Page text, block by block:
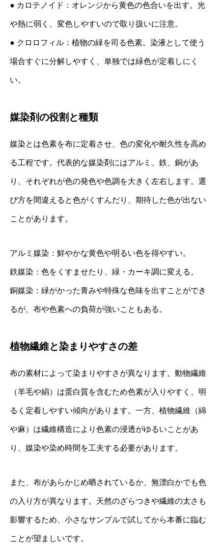
● カロテノイド：オレンジから黄色の色合いを出す。光
や熱に弱く、変色しやすいので取り扱いに注意。
● クロロフィル：植物の緑を司る色素。染液として使う
場合すぐに分解しやすく、単独では緑色が定着しにく
い。
媒染剤の役割と種類
媒染とは色素を布に定着させ、色の変化や耐久性を高め
る工程です。代表的な媒染剤にはアルミ、鉄、銅があ
り、それぞれが色の発色や色調を大きく左右します。選
び方を間違えると色がくすんだり、期待した色が出ない
ことがあります。
アルミ媒染：鮮やかな黄色や明るい色を得やすい。
鉄媒染：色をくすませたり、緑・カーキ調に変える。
銅媒染：緑がかった青みや特殊な色味を出すことができ
るが、布や色素への負荷が強いこともある。
植物繊維と染まりやすさの差
布の素材によって染まりやすさが異なります。動物繊維
（羊毛や絹）は蛋白質を含むため色素が入りやすく、明
るく定着しやすい傾向があります。一方、植物繊維（綿
や麻）は繊維構造により色素の浸透がゆるいことがあ
り、媒染や染め時間を工夫する必要があります。
また、布があらかじめ晒されているか、無漂白かでも色
の入り方が異なります。天然のざらつきや繊維の太さも
影響するため、小さなサンプルで試してから本番に臨む
ことが望ましいです。